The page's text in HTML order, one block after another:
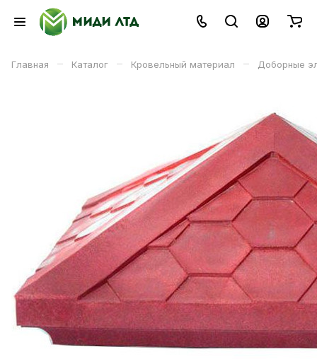
Главная – Каталог – Кровельный материал – Доборные